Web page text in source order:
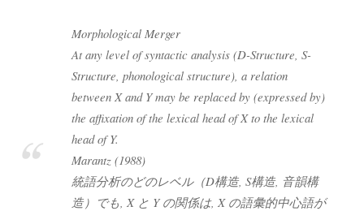
Morphological Merger
At any level of syntactic analysis (D-Structure, S-
Structure, phonological structure), a relation
between X and Y may be replaced by (expressed by)
the affixation of the lexical head of X to the lexical
head of Y.
Marantz (1988)
統語分析のどのレベル（D構造, S構造, 音韻構
造）でも, X と Y の関係は, X の語彙的中心語が